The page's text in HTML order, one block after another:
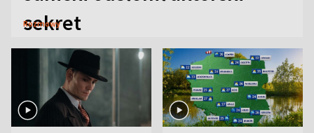
sekret
Rozmowy